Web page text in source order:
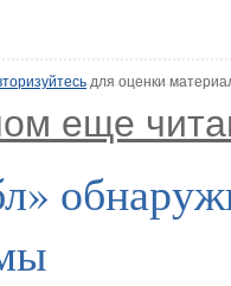
для оценки
еще